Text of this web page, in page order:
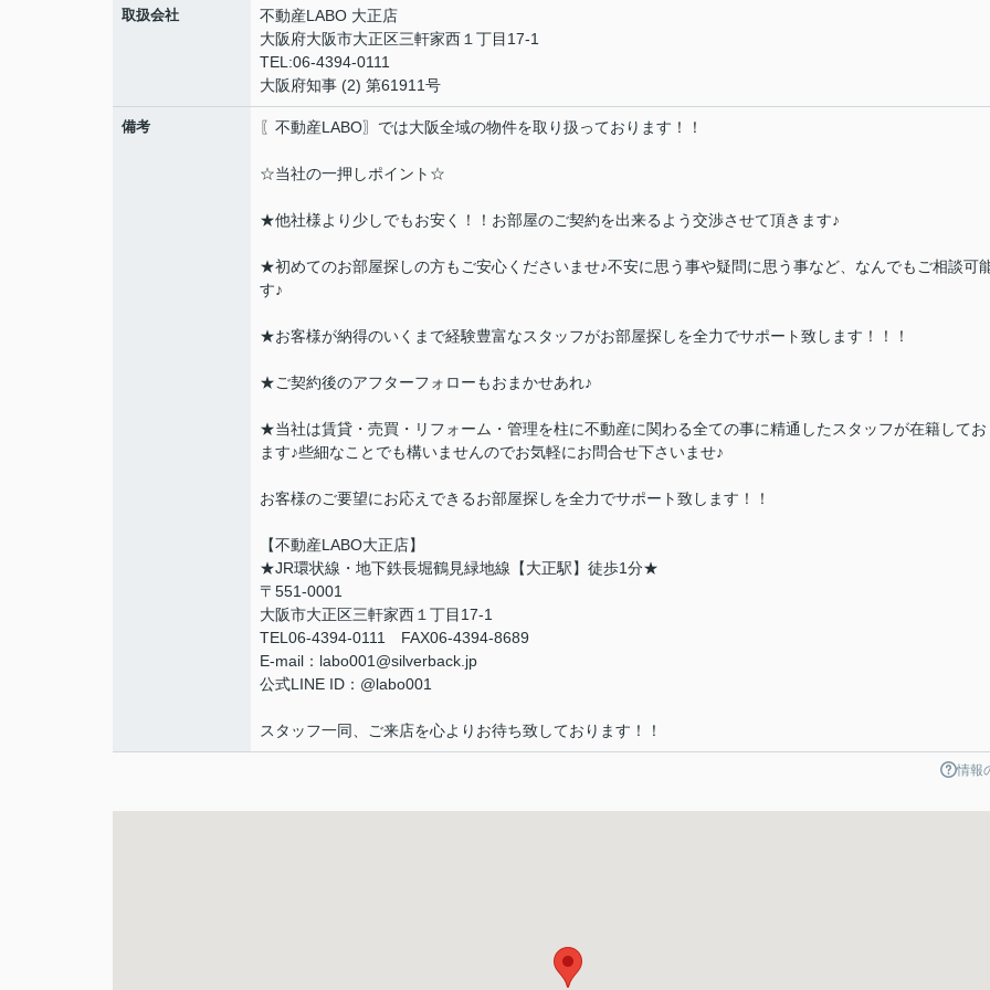
取扱会社
不動産LABO 大正店
大阪府大阪市大正区三軒家西１丁目17-1
TEL:06-4394-0111
大阪府知事 (2) 第61911号
備考 〖不動産LABO〗では大阪全域の物件を取り扱っております！！
☆当社の一押しポイント☆
★他社様より少しでもお安く！！お部屋のご契約を出来るよう交渉させて頂きます♪
★初めてのお部屋探しの方もご安心くださいませ♪不安に思う事や疑問に思う事など、なんでもご相談可
す♪
★お客様が納得のいくまで経験豊富なスタッフがお部屋探しを全力でサポート致します！！！
★ご契約後のアフターフォローもおまかせあれ♪
★当社は賃貸・売買・リフォーム・管理を柱に不動産に関わる全ての事に精通したスタッフが在籍してお
ます♪些細なことでも構いませんのでお気軽にお問合せ下さいませ♪
お客様のご要望にお応えできるお部屋探しを全力でサポート致します！！
【不動産LABO大正店】
★JR環状線・地下鉄長堀鶴見緑地線【大正駅】徒歩1分★
〒551-0001
大阪市大正区三軒家西１丁目17-1
TEL06-4394-0111 FAX06-4394-8689
E-mail：labo001@silverback.jp
公式LINE ID：@labo001
スタッフ一同、ご来店を心よりお待ち致しております！！
情報